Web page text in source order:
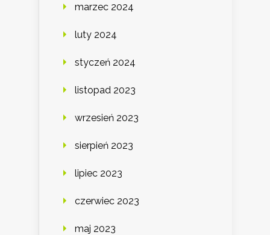
marzec 2024
luty 2024
styczeń 2024
listopad 2023
wrzesień 2023
sierpień 2023
lipiec 2023
czerwiec 2023
maj 2023